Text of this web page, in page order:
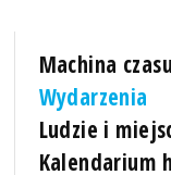
Machina
Wydarzenia
Ludzie i
Kalendarium